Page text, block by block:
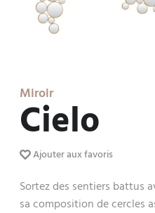
Miroir
Cielo
Ajouter aux favoris
Sortez des sentiers battus
sa composition de cercles